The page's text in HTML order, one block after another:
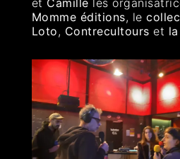
et Camille les
Momme éditions, le
Loto, Contrecultours et